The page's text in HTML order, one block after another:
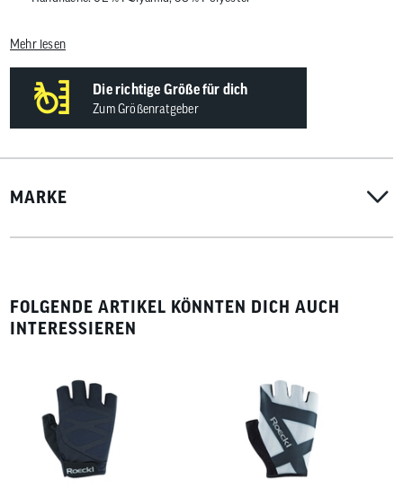
Mehr lesen
Die richtige Größe für dich
Zum Größenratgeber
MARKE
FOLGENDE ARTIKEL KÖNNTEN DICH AUCH
INTERESSIEREN